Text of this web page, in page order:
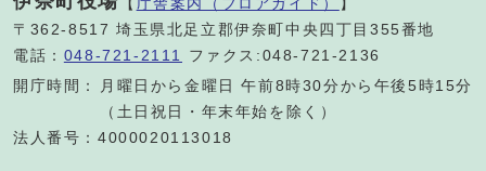
〒362-8517 埼玉県北足立郡伊奈町中央四丁目355番地
電話： 048-721-2111
ファクス:048-721-2136
開庁時間：
月曜日から金曜日 午前8時30分から午後5時15分
（土日祝日・年末年始を除く）
法人番号：4000020113018